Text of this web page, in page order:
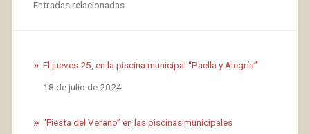
Entradas relacionadas
El jueves 25, en la piscina municipal “Paella y Alegría”
Fecha
18 de julio de 2024
“Fiesta del Verano” en las piscinas municipales